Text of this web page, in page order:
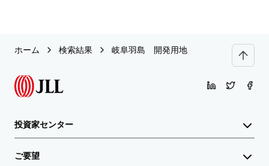
ホーム 検索結果 岐阜羽島 開発用地
投資家センター
ご要望